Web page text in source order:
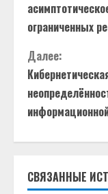
о
д
о
л
ж
и
ограниченных
Далее:
СВЯЗАННЫЕ